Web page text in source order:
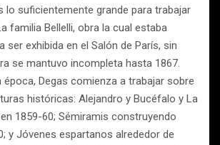
lo suficientemente grande para trabajar
familia Bellelli, obra la cual estaba
ser exhibida en el Salón de París, sin
se mantuvo incompleta hasta 1867.
época, Degas comienza a trabajar sobre
históricas: Alejandro y Bucéfalo y La
1859-60; Sémiramis construyendo
y Jóvenes espartanos alrededor de